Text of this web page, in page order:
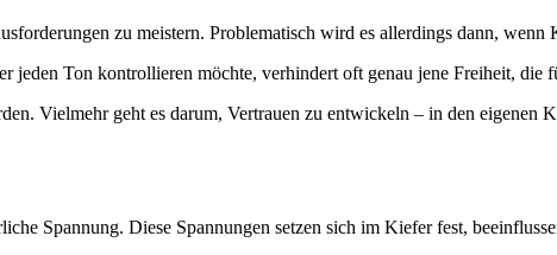
zu meistern. Problematisch wird es allerdings dann,
jeden Ton kontrollieren möchte, verhindert oft genau jene Freiheit,
Vielmehr geht es darum, Vertrauen zu entwickeln – in den eigenen
Spannung. Diese Spannungen setzen sich im Kiefer fest,